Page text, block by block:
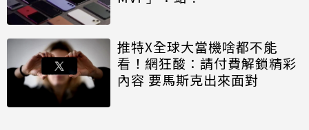
推特X全球大當機啥都不能
看！網狂酸：請付費解鎖精彩
內容 要馬斯克出來面對